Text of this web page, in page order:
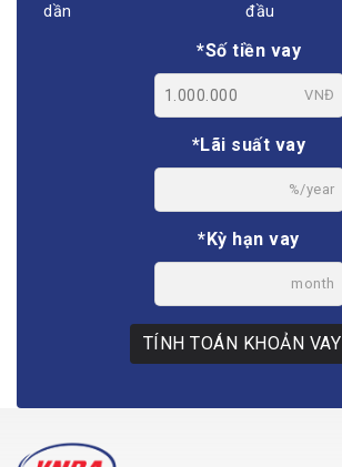
dần
đầu
*Số tiền vay
VNĐ
*Lãi suất vay
%/year
*Kỳ hạn vay
month
TÍNH TOÁN KHOẢN VAY